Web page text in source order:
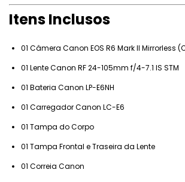
Itens Inclusos
01 Câmera Canon EOS R6 Mark II Mirrorless
01 Lente Canon RF 24-105mm f/4-7.1 IS STM
01 Bateria Canon LP-E6NH
01 Carregador Canon LC-E6
01 Tampa do Corpo
01 Tampa Frontal e Traseira da Lente
01 Correia Canon